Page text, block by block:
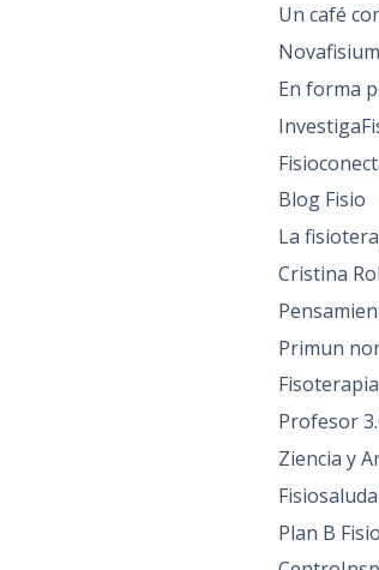
Un café
Novafisium
En forma
Blog Fisio
La
Cristina
Primun
Profesor
Ziencia y
Plan B